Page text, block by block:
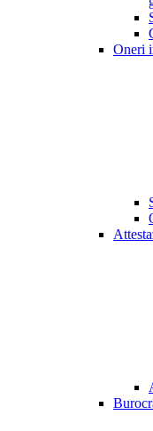
Oneri